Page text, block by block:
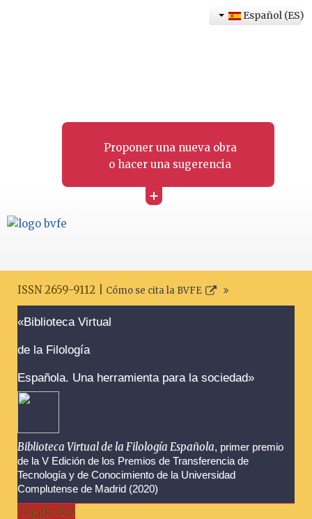
Proponer una nueva obra
o hacer una sugerencia
+
Español (ES)
ISSN 2659-9112 | Cómo se cita la BVFE
«Biblioteca Virtual
de la Filología
Española. Una herramienta para la sociedad»
Biblioteca Virtual de la Filología Española, primer premio
de la V Edición de los Premios de Transferencia de
Tecnología y de Conocimiento de la Universidad
Complutense de Madrid (2020)
Toggle Bar